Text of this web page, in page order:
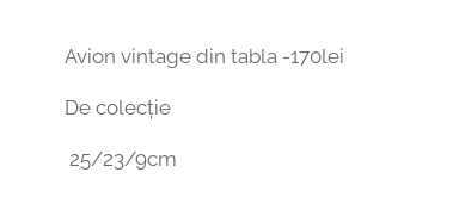
Avion vintage din tabla -170lei
De colecție
25/23/9cm